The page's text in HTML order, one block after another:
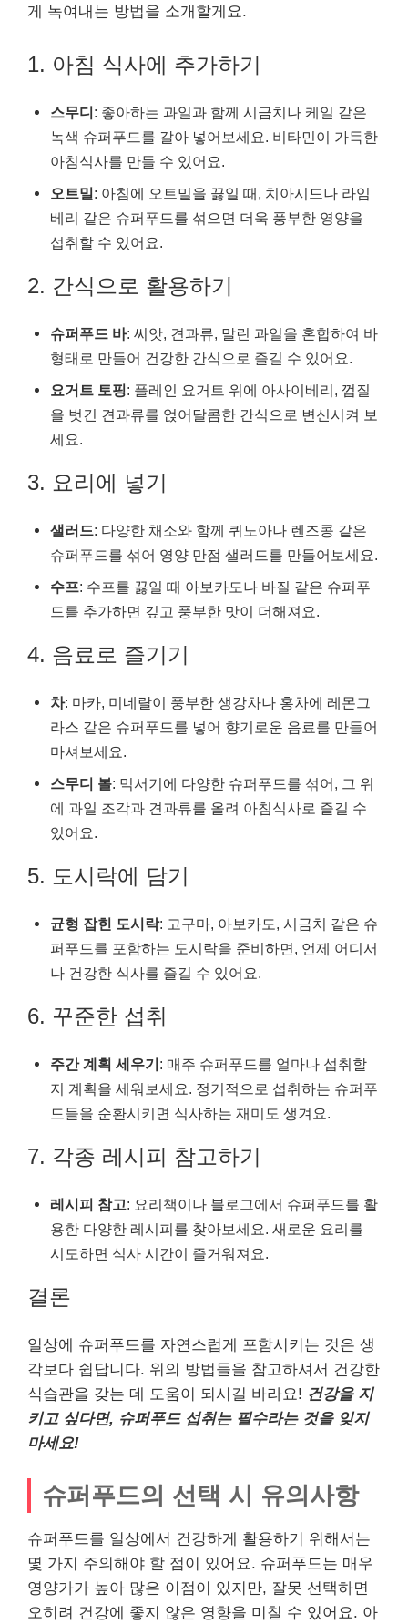
게 녹여내는 방법을 소개할게요.
1. 아침 식사에 추가하기
스무디: 좋아하는 과일과 함께 시금치나 케일 같은
녹색 슈퍼푸드를 갈아 넣어보세요. 비타민이 가득한
아침식사를 만들 수 있어요.
오트밀: 아침에 오트밀을 끓일 때, 치아시드나 라임
베리 같은 슈퍼푸드를 섞으면 더욱 풍부한 영양을
섭취할 수 있어요.
2. 간식으로 활용하기
슈퍼푸드 바: 씨앗, 견과류, 말린 과일을 혼합하여 바
형태로 만들어 건강한 간식으로 즐길 수 있어요.
요거트 토핑: 플레인 요거트 위에 아사이베리, 껍질
을 벗긴 견과류를 얹어달콤한 간식으로 변신시켜 보
세요.
3. 요리에 넣기
샐러드: 다양한 채소와 함께 퀴노아나 렌즈콩 같은
슈퍼푸드를 섞어 영양 만점 샐러드를 만들어보세요.
수프: 수프를 끓일 때 아보카도나 바질 같은 슈퍼푸
드를 추가하면 깊고 풍부한 맛이 더해져요.
4. 음료로 즐기기
차: 마카, 미네랄이 풍부한 생강차나 홍차에 레몬그
라스 같은 슈퍼푸드를 넣어 향기로운 음료를 만들어
마셔보세요.
스무디 볼: 믹서기에 다양한 슈퍼푸드를 섞어, 그 위
에 과일 조각과 견과류를 올려 아침식사로 즐길 수
있어요.
5. 도시락에 담기
균형 잡힌 도시락: 고구마, 아보카도, 시금치 같은 슈
퍼푸드를 포함하는 도시락을 준비하면, 언제 어디서
나 건강한 식사를 즐길 수 있어요.
6. 꾸준한 섭취
주간 계획 세우기: 매주 슈퍼푸드를 얼마나 섭취할
지 계획을 세워보세요. 정기적으로 섭취하는 슈퍼푸
드들을 순환시키면 식사하는 재미도 생겨요.
7. 각종 레시피 참고하기
레시피 참고: 요리책이나 블로그에서 슈퍼푸드를 활
용한 다양한 레시피를 찾아보세요. 새로운 요리를
시도하면 식사 시간이 즐거워져요.
결론
일상에 슈퍼푸드를 자연스럽게 포함시키는 것은 생
각보다 쉽답니다. 위의 방법들을 참고하셔서 건강한
식습관을 갖는 데 도움이 되시길 바라요! 건강을 지
키고 싶다면, 슈퍼푸드 섭취는 필수라는 것을 잊지
마세요!
슈퍼푸드의 선택 시 유의사항
슈퍼푸드를 일상에서 건강하게 활용하기 위해서는
몇 가지 주의해야 할 점이 있어요. 슈퍼푸드는 매우
영양가가 높아 많은 이점이 있지만, 잘못 선택하면
오히려 건강에 좋지 않은 영향을 미칠 수 있어요. 아